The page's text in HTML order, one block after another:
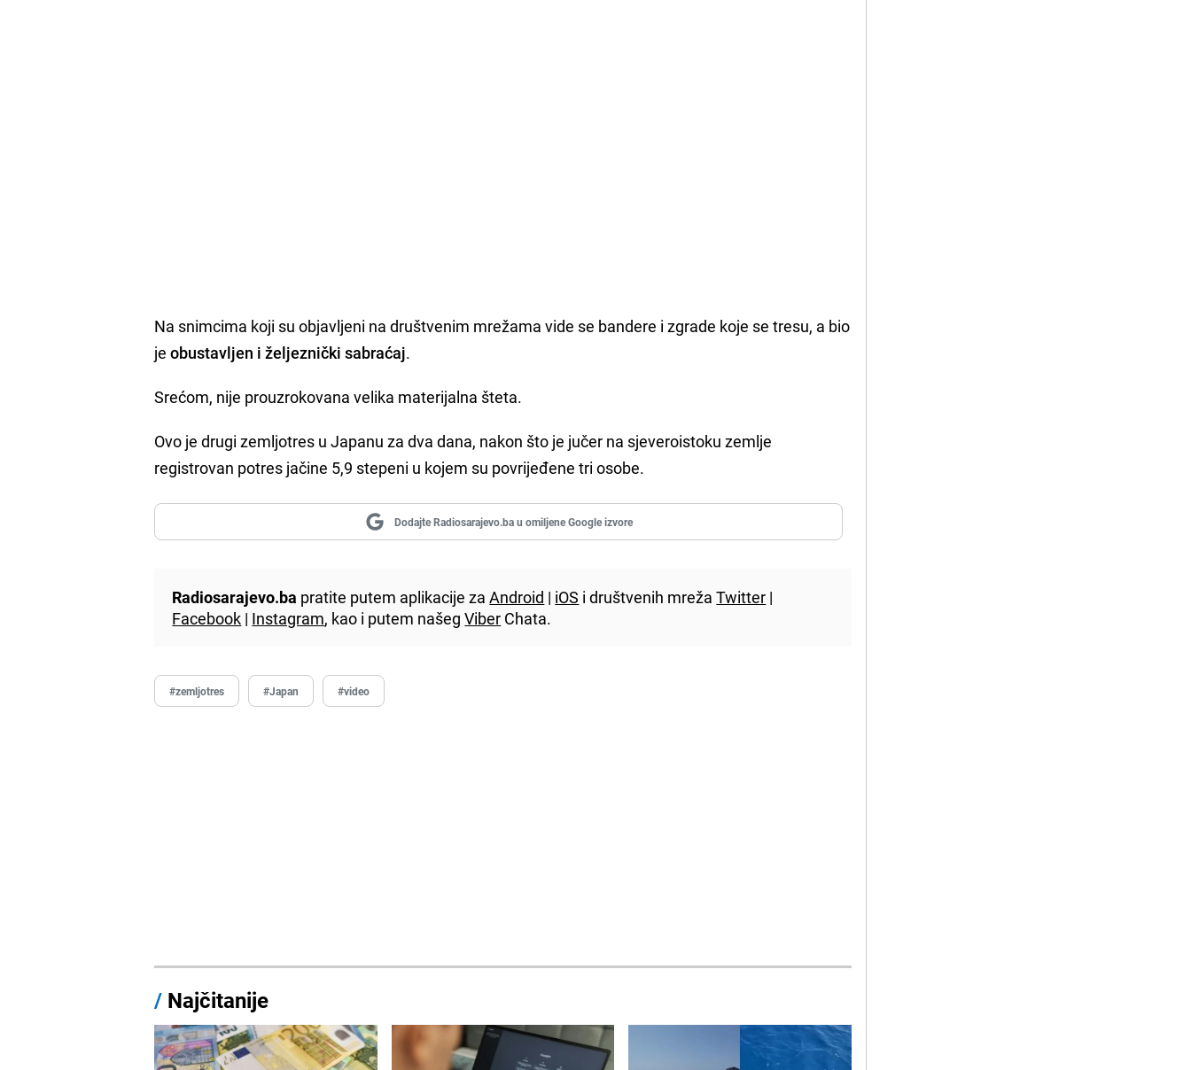
Na snimcima koji su objavljeni na društvenim mrežama vide se bandere i zgrade koje se tresu, a bio
jeobustavljen i željeznički sabraćaj.
Srećom, nije prouzrokovana velika materijalna šteta.
Ovo je drugi zemljotres u Japanu za dva dana, nakon što je jučer na sjeveroistoku zemlje
registrovan potres jačine 5,9 stepeni u kojem su povrijeđene tri osobe.
Dodajte Radiosarajevo.ba u omiljene Google izvore
Radiosarajevo.ba pratite putem aplikacije zaAndroid | iOS i društvenih mrežaTwitter |
Facebook | Instagram, kao i putem našegViber Chata.
#zemljotres #Japan #video
/ Najčitanije